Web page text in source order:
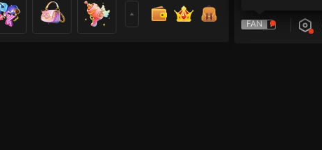
FAN